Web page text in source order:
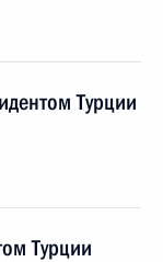
Турции
Турции